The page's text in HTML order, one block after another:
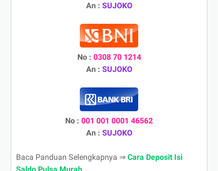
An : SUJOKO
No : 0308 70 1214
An : SUJOKO
No : 001 001 0001 46562
An : SUJOKO
Baca Panduan Selengkapnya ⇒ Cara Deposit Isi